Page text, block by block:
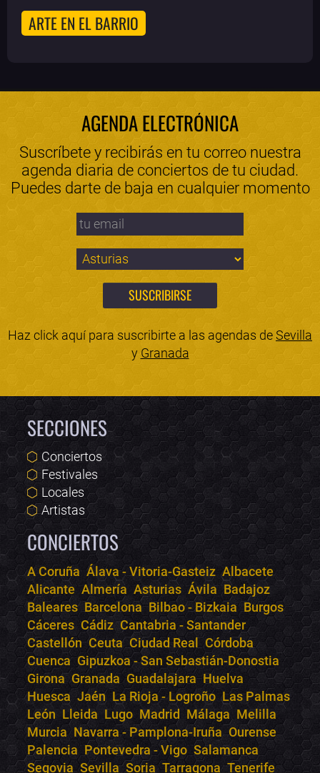
ARTE EN EL BARRIO
AGENDA ELECTRÓNICA
Suscríbete y recibirás en tu correo nuestra
agenda diaria de conciertos de tu ciudad.
Puedes darte de baja en cualquier momento
Haz click aquí para suscribirte a las agendas deSevilla
y Granada
SECCIONES
Conciertos
Festivales
Locales
Artistas
CONCIERTOS
A Coruña Álava - Vitoria-Gasteiz Albacete
Alicante Almería Asturias Ávila Badajoz
Baleares Barcelona Bilbao - Bizkaia Burgos
Cáceres Cádiz Cantabria - Santander
Castellón Ceuta Ciudad Real Córdoba
Cuenca Gipuzkoa - San Sebastián-Donostia
Girona Granada Guadalajara Huelva
Huesca Jaén La Rioja - Logroño Las Palmas
León Lleida Lugo Madrid Málaga Melilla
Murcia Navarra - Pamplona-Iruña Ourense
Palencia Pontevedra - Vigo Salamanca
Segovia Sevilla Soria Tarragona Tenerife
Bololoco · conciertos.club
Online · Te ayudo a encontrar conciertos